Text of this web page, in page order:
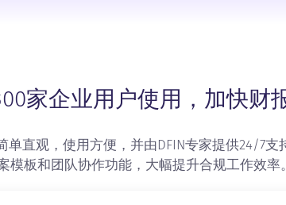
家企业用户使用，加快财
直观，使用方便，并由DFIN专家提供24/7支
模板和团队协作功能，大幅提升合规工作效率。